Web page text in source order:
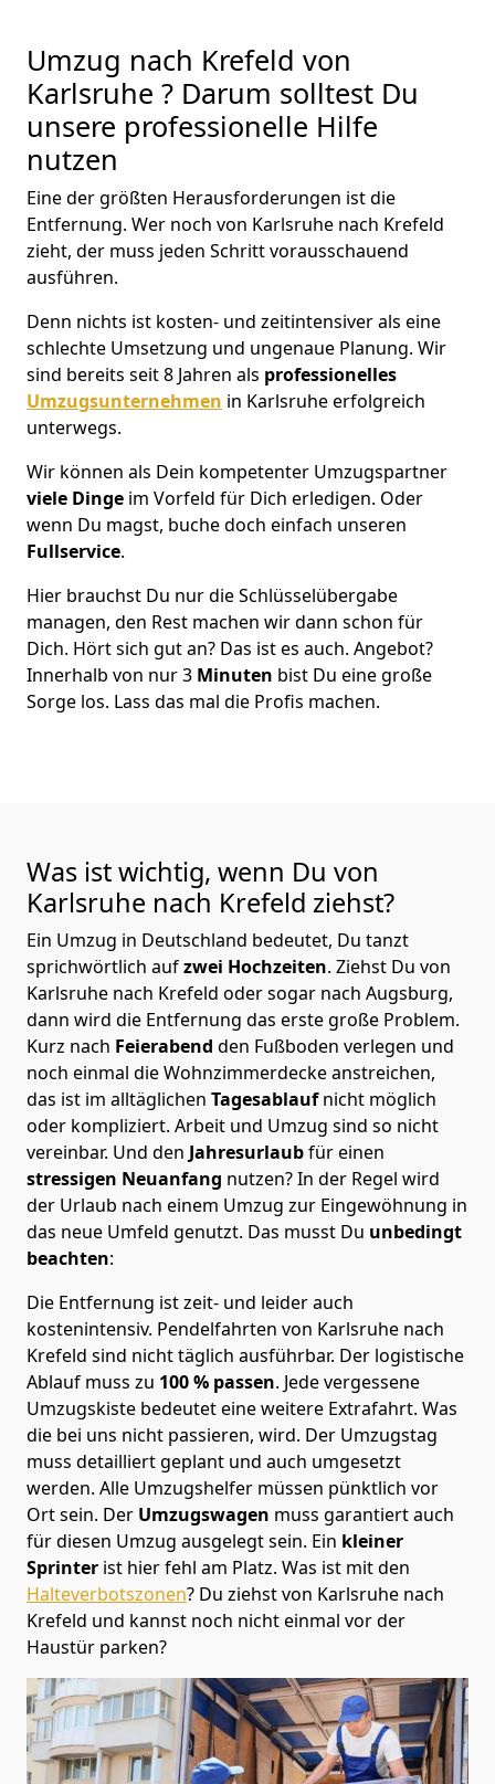
Umzug nach Krefeld von
Karlsruhe ? Darum solltest Du
unsere professionelle Hilfe
nutzen
Eine der größten Herausforderungen ist die
Entfernung. Wer noch von Karlsruhe nach Krefeld
zieht, der muss jeden Schritt vorausschauend
ausführen.
Denn nichts ist kosten- und zeitintensiver als eine
schlechte Umsetzung und ungenaue Planung. Wir
sind bereits seit 8 Jahren als professionelles
Umzugsunternehmen in Karlsruhe erfolgreich
unterwegs.
Wir können als Dein kompetenter Umzugspartner
viele Dinge im Vorfeld für Dich erledigen. Oder
wenn Du magst, buche doch einfach unseren
Fullservice.
Hier brauchst Du nur die Schlüsselübergabe
managen, den Rest machen wir dann schon für
Dich. Hört sich gut an? Das ist es auch. Angebot?
Innerhalb von nur 3 Minuten bist Du eine große
Sorge los. Lass das mal die Profis machen.
Was ist wichtig, wenn Du von
Karlsruhe nach Krefeld ziehst?
Ein Umzug in Deutschland bedeutet, Du tanzt
sprichwörtlich aufzwei Hochzeiten. Ziehst Du von
Karlsruhe nach Krefeld oder sogar nach Augsburg,
dann wird die Entfernung das erste große Problem.
Kurz nach Feierabend den Fußboden verlegen und
noch einmal die Wohnzimmerdecke anstreichen,
das ist im alltäglichen Tagesablaufnicht möglich
oder kompliziert. Arbeit und Umzug sind so nicht
vereinbar. Und den Jahresurlaubfür einen
stressigen Neuanfang nutzen? In der Regel wird
der Urlaub nach einem Umzug zur Eingewöhnung in
das neue Umfeld genutzt. Das musst Du unbedingt
beachten:
Die Entfernung ist zeit- und leider auch
kostenintensiv. Pendelfahrten von Karlsruhe nach
Krefeld sind nicht täglich ausführbar. Der logistische
Ablauf muss zu 100 % passen. Jede vergessene
Umzugskiste bedeutet eine weitere Extrafahrt. Was
die bei uns nicht passieren, wird. Der Umzugstag
muss detailliert geplant und auch umgesetzt
werden. Alle Umzugshelfer müssen pünktlich vor
Ort sein. Der Umzugswagen muss garantiert auch
für diesen Umzug ausgelegt sein. Ein kleiner
Sprinter ist hier fehl am Platz. Was ist mit den
Halteverbotszonen? Du ziehst von Karlsruhe nach
Krefeld und kannst noch nicht einmal vor der
Haustür parken?